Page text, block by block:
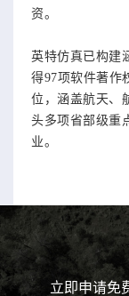
资。
英特仿真已构建
得97项软件著作
位，涵盖航天、
头多项省部级重
业。
立即申请免